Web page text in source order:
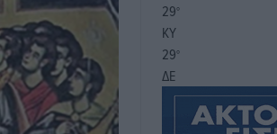
29°
ΚΥ
29°
ΔΕ